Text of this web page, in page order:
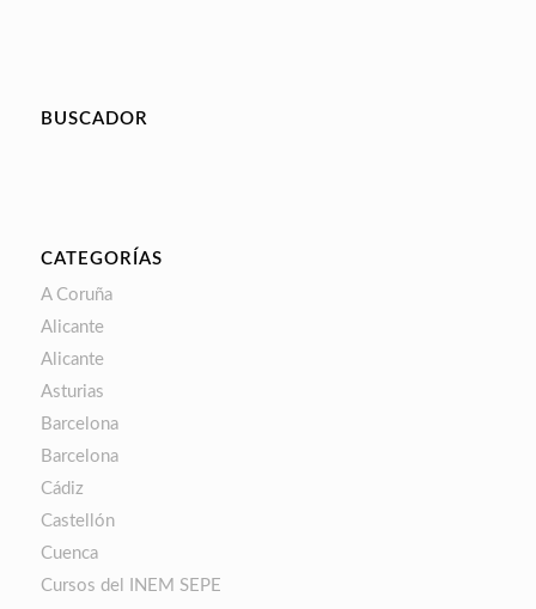
BUSCADOR
CATEGORÍAS
A Coruña
Alicante
Alicante
Asturias
Barcelona
Barcelona
Cádiz
Castellón
Cuenca
Cursos del INEM SEPE